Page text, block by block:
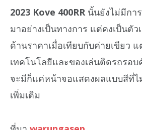
2023 Kove 400RR นั้นยังไม่มีกา
มาอย่างเป็นทางการ แต่คงเป็นตัว
ด้านราคาเมื่อเทียบกับค่ายเขียว
เทคโนโลยีและของเล่นติดรถรอบ
จะมีก็แค่หน้าจอแสดงผลแบบสีที่
เพิ่มเติม